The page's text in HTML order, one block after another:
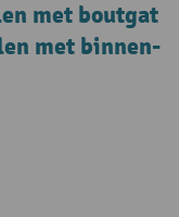
met boutgat
met binnen-